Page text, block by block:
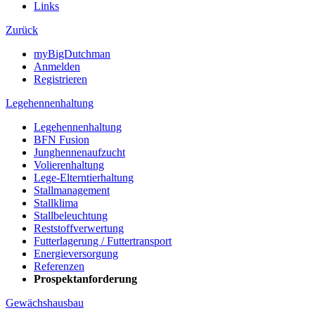
Links
Zurück
myBigDutchman
Anmelden
Registrieren
Legehennenhaltung
Legehennenhaltung
BFN Fusion
Junghennenaufzucht
Volierenhaltung
Lege-Elterntierhaltung
Stallmanagement
Stallklima
Stallbeleuchtung
Reststoffverwertung
Futterlagerung / Futtertransport
Energieversorgung
Referenzen
Prospektanforderung
Gewächshausbau